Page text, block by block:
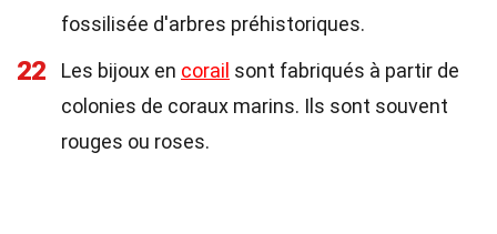
fossilisée d'arbres préhistoriques.
22 Les bijoux en corail sont fabriqués à partir de
colonies de coraux marins. Ils sont souvent
rouges ou roses.